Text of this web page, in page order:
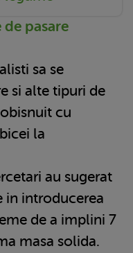
pasare
sa se
si alte tipuri de
cu
la
au sugerat
in introducerea
de a implini 7
masa solida.